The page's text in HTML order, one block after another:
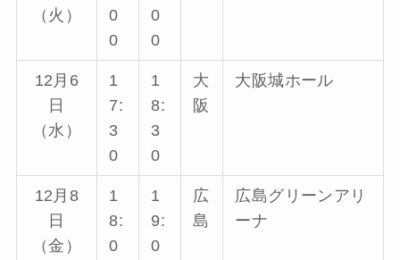
（火）
0
0
0
0
12月6
日
（水）
1
7:
3
0
1
8:
3
0
大
阪
大阪城ホール
12月8
日
（金）
1
8:
0
1
9:
0
広
島
広島グリーンアリ
ーナ